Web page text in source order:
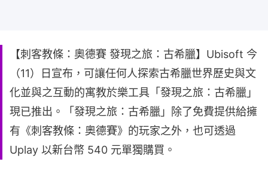
【刺客教條：奧德賽 發現之旅：古希臘】Ubisoft 今
（11）日宣布，可讓任何人探索古希臘世界歷史與文
化並與之互動的寓教於樂工具「發現之旅：古希臘」
現已推出。「發現之旅：古希臘」除了免費提供給擁
有《刺客教條：奧德賽》的玩家之外，也可透過
Uplay 以新台幣 540 元單獨購買。